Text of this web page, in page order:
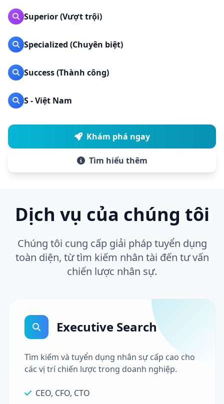
Superior (Vượt trội)
Specialized (Chuyên biệt)
Success (Thành công)
S - Việt Nam
Khám phá ngay
Tìm hiểu thêm
Dịch vụ của chúng tôi
Chúng tôi cung cấp giải pháp tuyển dụng
toàn diện, từ tìm kiếm nhân tài đến tư vấn
chiến lược nhân sự.
Executive Search
Tìm kiếm và tuyển dụng nhân sự cấp cao cho
các vị trí chiến lược trong doanh nghiệp.
CEO, CFO, CTO